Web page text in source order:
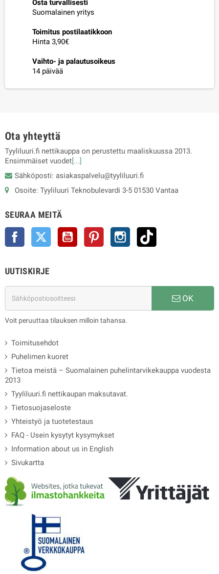
Osta turvallisesti
Suomalainen yritys
Toimitus postilaatikkoon
Hinta 3,90€
Vaihto- ja palautusoikeus
14 päivää
Ota yhteyttä
Tyyliluuri.fi nettikauppa on perustettu maaliskuussa 2013.
Ensimmäiset vuodet[...]
Sähköposti: asiakaspalvelu@tyyliluuri.fi
Osoite: Tyyliluuri Teknobulevardi 3-5 01530 Vantaa
SEURAA MEITÄ
Facebook Twitter YouTube Pinterest Instagram
UUTISKIRJE
OK
Voit peruuttaa tilauksen milloin tahansa.
Toimitusehdot
Puhelimen kuoret
Tietoa meistä – Suomalainen puhelintarvikekauppa vuodesta
2013
Tyyliluuri.fi nettikaupan maksutavat.
Tietosuojaseloste
Yhteistyö ja tuotetestaus
FAQ - Usein kysytyt kysymykset
Information about us in English
Sivukartta